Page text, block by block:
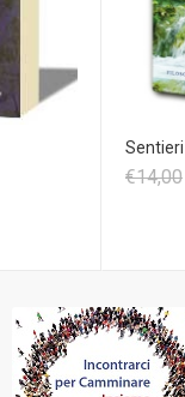
€14,00